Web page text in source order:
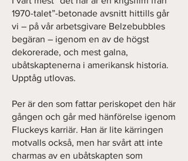
1970-talet”-betonade avsnitt hittills går
vi – på vår arbetsgivare Belzebubbles
begäran – igenom en av de högst
dekorerade, och mest galna,
ubåtskaptenerna i amerikansk historia.
Upptåg utlovas.
Per är den som fattar periskopet den här
gången och går med hänförelse igenom
Fluckeys karriär. Han är lite kärringen
motvalls också, men har svårt att inte
charmas av en ubåtskapten som